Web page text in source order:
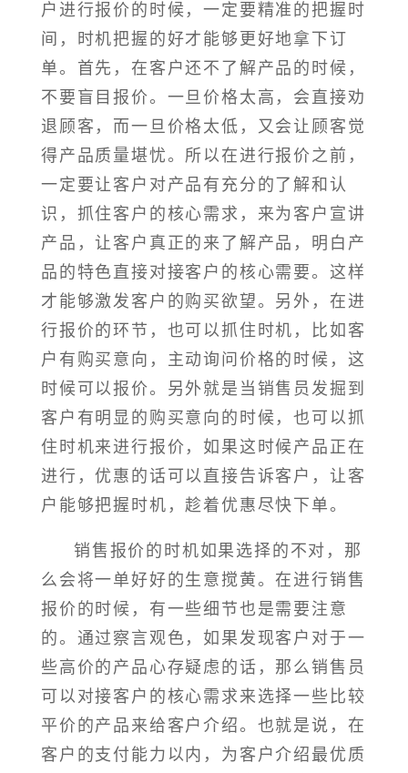
户进行报价的时候，一定要精准的把握时
间，时机把握的好才能够更好地拿下订
单。首先，在客户还不了解产品的时候，
不要盲目报价。一旦价格太高，会直接劝
退顾客，而一旦价格太低，又会让顾客觉
得产品质量堪忧。所以在进行报价之前，
一定要让客户对产品有充分的了解和认
识，抓住客户的核心需求，来为客户宣讲
产品，让客户真正的来了解产品，明白产
品的特色直接对接客户的核心需要。这样
才能够激发客户的购买欲望。另外，在进
行报价的环节，也可以抓住时机，比如客
户有购买意向，主动询问价格的时候，这
时候可以报价。另外就是当销售员发掘到
客户有明显的购买意向的时候，也可以抓
住时机来进行报价，如果这时候产品正在
进行，优惠的话可以直接告诉客户，让客
户能够把握时机，趁着优惠尽快下单。
销售报价的时机如果选择的不对，那
么会将一单好好的生意搅黄。在进行销售
报价的时候，有一些细节也是需要注意
的。通过察言观色，如果发现客户对于一
些高价的产品心存疑虑的话，那么销售员
可以对接客户的核心需求来选择一些比较
平价的产品来给客户介绍。也就是说，在
客户的支付能力以内，为客户介绍最优质